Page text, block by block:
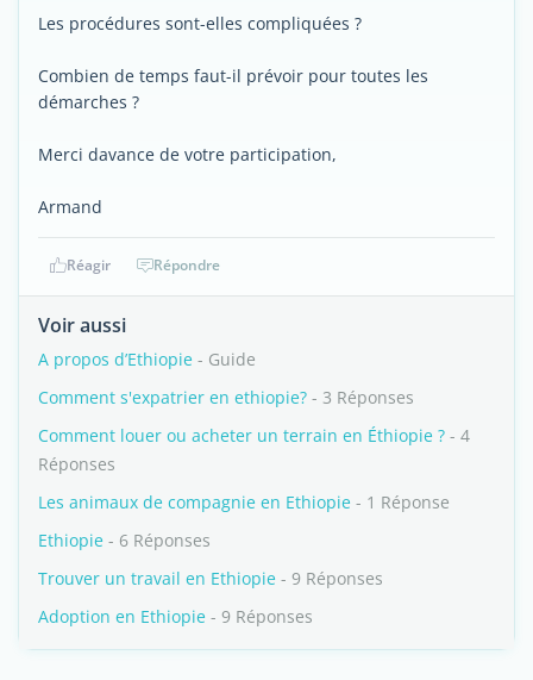
Les procédures sont-elles compliquées ?
Combien de temps faut-il prévoir pour toutes les
démarches ?
Merci davance de votre participation,
Armand
Réagir Répondre
Voir aussi
A propos d’Ethiopie - Guide
Comment s'expatrier en ethiopie? - 3 Réponses
Comment louer ou acheter un terrain en Éthiopie ? - 4
Réponses
Les animaux de compagnie en Ethiopie - 1 Réponse
Ethiopie - 6 Réponses
Trouver un travail en Ethiopie - 9 Réponses
Adoption en Ethiopie - 9 Réponses